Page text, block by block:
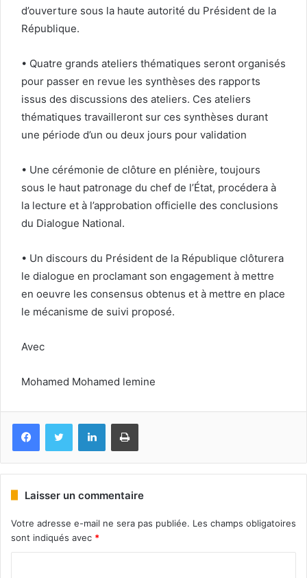
d’ouverture sous la haute autorité du Président de la
République.
• Quatre grands ateliers thématiques seront organisés
pour passer en revue les synthèses des rapports
issus des discussions des ateliers. Ces ateliers
thématiques travailleront sur ces synthèses durant
une période d’un ou deux jours pour validation
• Une cérémonie de clôture en plénière, toujours
sous le haut patronage du chef de l’État, procédera à
la lecture et à l’approbation officielle des conclusions
du Dialogue National.
• Un discours du Président de la République clôturera
le dialogue en proclamant son engagement à mettre
en oeuvre les consensus obtenus et à mettre en place
le mécanisme de suivi proposé.
Avec
Mohamed Mohamed lemine
FacebookTwitter LinkedinImprimer
Laisser un commentaire
Votre adresse e-mail ne sera pas publiée. Les champs obligatoires
sont indiqués avec *